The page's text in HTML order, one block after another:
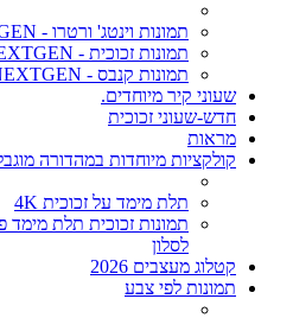
תמונות וינטג' ורטרו - NEXTGEN
תמונות זכוכית - NEXTGEN
תמונות קנבס - NEXTGEN
שעוני קיר מיוחדים.
חדש-שעוני זכוכית
מראות
קולקציות מיוחדות במהדורה
תלת מימד על זכוכית 4K
תמונות זכוכית תלת מימד
לסלון
קטלוג מעצבים 2026
תמונות לפי צבע